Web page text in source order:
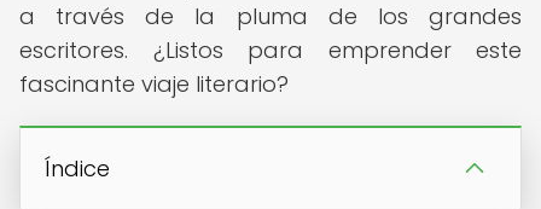
a través de la pluma de los grandes
escritores. ¿Listos para emprender este
fascinante viaje literario?
Índice